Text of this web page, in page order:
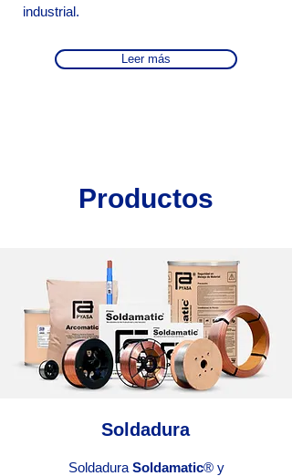
industrial.
Leer más
Productos
Soldadura
Soldadura Soldamatic® y